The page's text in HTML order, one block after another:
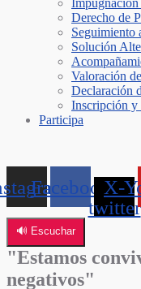
Impugnación
Derecho de
Seguimiento
Solución
Valoración
Declaración
Inscripción y
Participa
FacebookX-
twitter
🔊 Escuchar
"Estamos
negativos"